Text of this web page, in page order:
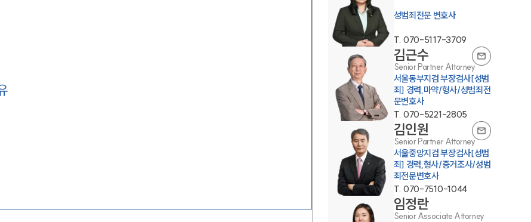
팀소개
팀소개
성범죄전문 변호사
T. 070-5117-3709
김근수
Senior Partner Attorney
서울동부지검 부장검사[성범
죄] 경력,마약/형사/성범죄전
문변호사
T. 070-5221-2805
김인원
Senior Partner Attorney
서울중앙지검 부장검사[성범
죄] 경력,형사/증거조사/성범
죄전문변호사
T. 070-7510-1044
임정란
Senior Associate Attorney